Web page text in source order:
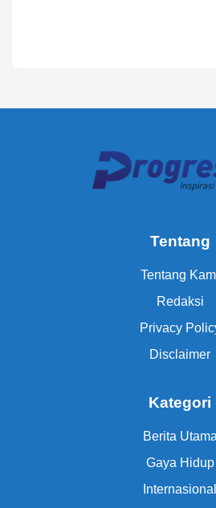
Tentang
Tentang
Redaksi
Privacy
Disclaimer
Kategori
Berita Utama
Gaya Hidup
Internasional